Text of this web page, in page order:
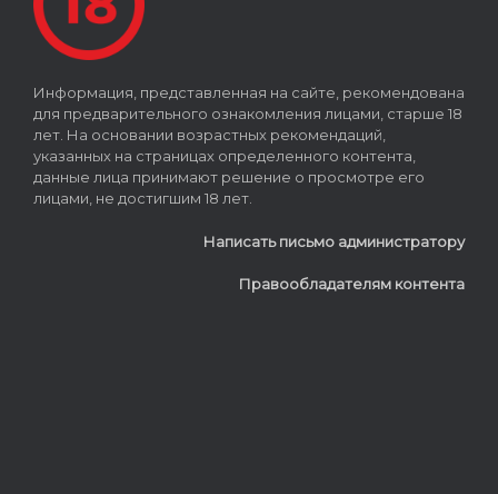
Информация, представленная на сайте, рекомендована
для предварительного ознакомления лицами, старше 18
лет. На основании возрастных рекомендаций,
указанных на страницах определенного контента,
данные лица принимают решение о просмотре его
лицами, не достигшим 18 лет.
Написать письмо администратору
Правообладателям контента